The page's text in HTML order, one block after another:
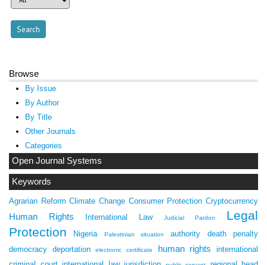
Browse
By Issue
By Author
By Title
Other Journals
Categories
Open Journal Systems
Keywords
Agrarian Reform Climate Change Consumer Protection Cryptocurrency
Human Rights International Law Judicial Pardon
Legal
Protection
Nigeria Palestinian situation authority
death penalty
democracy
deportation electronic certificate human rights
international